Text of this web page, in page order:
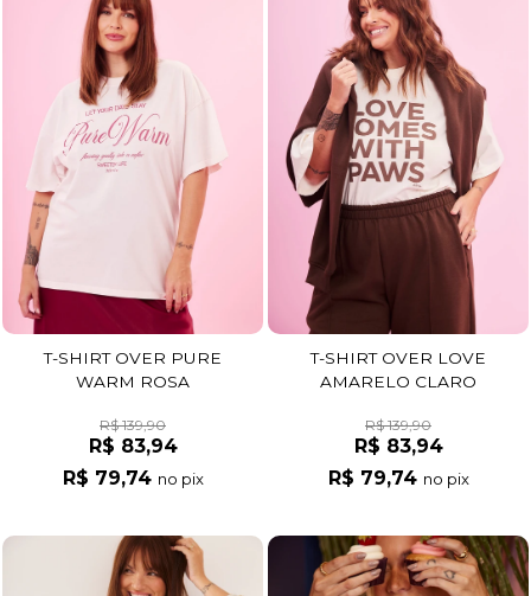
T-SHIRT OVER PURE
WARM ROSA
R$ 139,90
R$ 83,94
R$ 79,74 no pix
T-SHIRT OVER LOVE
AMARELO CLARO
R$ 139,90
R$ 83,94
R$ 79,74 no pix